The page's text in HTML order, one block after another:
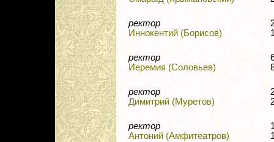
ректор
Иннокентий (Борисов)
ректор
Иеремия (Соловьев)
ректор
Димитрий (Муретов)
ректор
Антоний (Амфитеатров)